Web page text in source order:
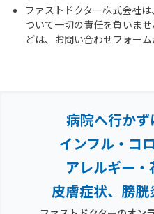
ファストドクター株式会社
ついて一切の責任を負いま
どは、お問い合わせフォーム
病院へ行か
インフル・コ
アレルギー・
皮膚症状、膀